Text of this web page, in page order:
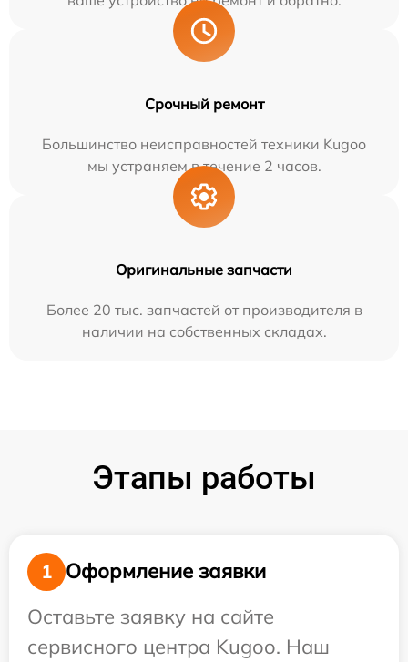
Срочный ремонт
Большинство неисправностей техники Kugoo
мы устраняем в течение 2 часов.
Оригинальные запчасти
Более 20 тыс. запчастей от производителя в
наличии на собственных складах.
Этапы работы
1
Оформление заявки
Оставьте заявку на сайте
сервисного центра Kugoo. Наш